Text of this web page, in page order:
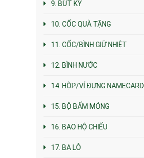
9. BÚT KÝ
10. CỐC QUÀ TẶNG
11. CỐC/BÌNH GIỮ NHIỆT
12. BÌNH NƯỚC
14. HỘP/VÍ ĐỰNG NAMECARD
15. BỘ BẤM MÓNG
16. BAO HỘ CHIẾU
17. BA LÔ